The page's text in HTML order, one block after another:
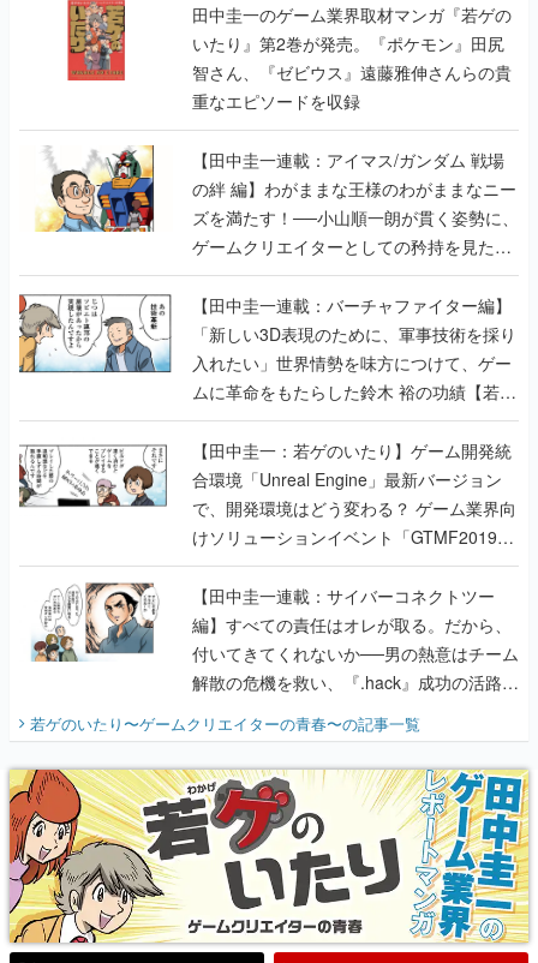
田中圭一のゲーム業界取材マンガ『若ゲの
いたり』第2巻が発売。『ポケモン』田尻
智さん、『ゼビウス』遠藤雅伸さんらの貴
重なエピソードを収録
【田中圭一連載：アイマス/ガンダム 戦場
の絆 編】わがままな王様のわがままなニー
ズを満たす！──小山順一朗が貫く姿勢に、
ゲームクリエイターとしての矜持を見た
【若ゲのいたり最終回】
【田中圭一連載：バーチャファイター編】
「新しい3D表現のために、軍事技術を採り
入れたい」世界情勢を味方につけて、ゲー
ムに革命をもたらした鈴木 裕の功績【若ゲ
のいたり】
【田中圭一：若ゲのいたり】ゲーム開発統
合環境「Unreal Engine」最新バージョン
で、開発環境はどう変わる？ ゲーム業界向
けソリューションイベント「GTMF2019」
に行って、より理解を深めよう【PR】
【田中圭一連載：サイバーコネクトツー
編】すべての責任はオレが取る。だから、
付いてきてくれないか──男の熱意はチーム
解散の危機を救い、『.hack』成功の活路を
『少年ジャンプ』色だった【若ゲのいた
り】
若ゲのいたり〜ゲームクリエイターの青春〜の記事一覧